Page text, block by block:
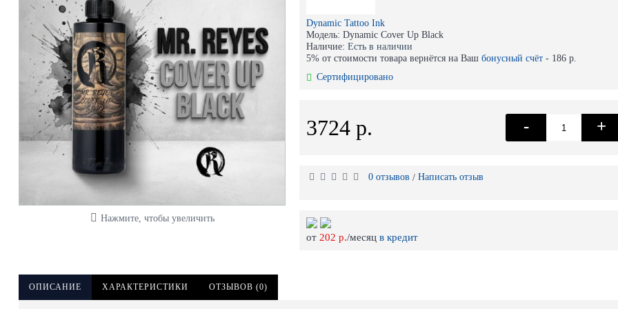
Нажмите, чтобы увеличить
Dynamic Tattoo Ink
Модель: Dynamic Cover Up Black
Наличие: Есть в наличии
5% от стоимости товара вернётся на Ваш бонусный счёт - 186 р.
Сертифицировано
3724 р. - +
0 отзывов / Написать отзыв
от 202 р./месяц в кредит
ОПИСАНИЕ ХАРАКТЕРИСТИКИ ОТЗЫВОВ (0)